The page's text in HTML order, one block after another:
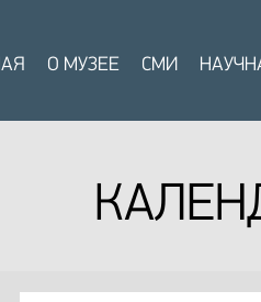
О МУЗЕЕ СМИ